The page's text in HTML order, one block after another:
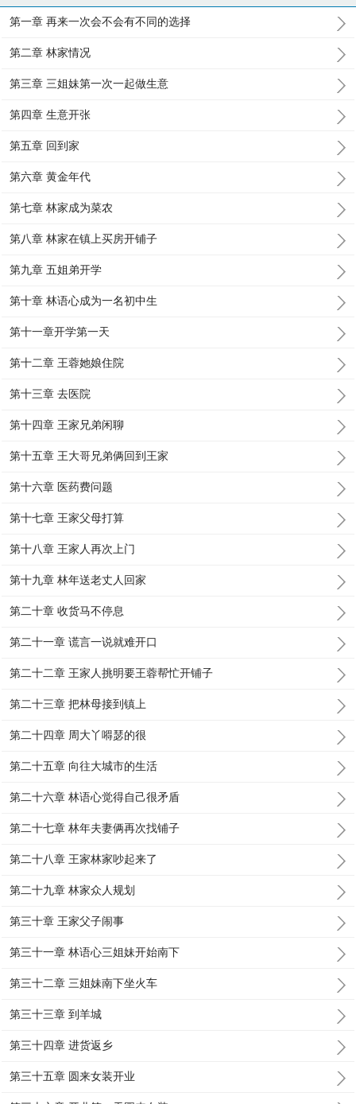
第一章 再来一次会不会有不同的选择
第二章 林家情况
第三章 三姐妹第一次一起做生意
第四章 生意开张
第五章 回到家
第六章 黄金年代
第七章 林家成为菜农
第八章 林家在镇上买房开铺子
第九章 五姐弟开学
第十章 林语心成为一名初中生
第十一章开学第一天
第十二章 王蓉她娘住院
第十三章 去医院
第十四章 王家兄弟闲聊
第十五章 王大哥兄弟俩回到王家
第十六章 医药费问题
第十七章 王家父母打算
第十八章 王家人再次上门
第十九章 林年送老丈人回家
第二十章 收货马不停息
第二十一章 谎言一说就难开口
第二十二章 王家人挑明要王蓉帮忙开铺子
第二十三章 把林母接到镇上
第二十四章 周大丫嘚瑟的很
第二十五章 向往大城市的生活
第二十六章 林语心觉得自己很矛盾
第二十七章 林年夫妻俩再次找铺子
第二十八章 王家林家吵起来了
第二十九章 林家众人规划
第三十章 王家父子闹事
第三十一章 林语心三姐妹开始南下
第三十二章 三姐妹南下坐火车
第三十三章 到羊城
第三十四章 进货返乡
第三十五章 圆来女装开业